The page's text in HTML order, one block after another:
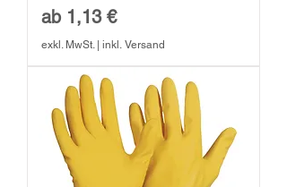
ab 1,13 €
Sale-Preis
exkl. MwSt. | inkl. Versand